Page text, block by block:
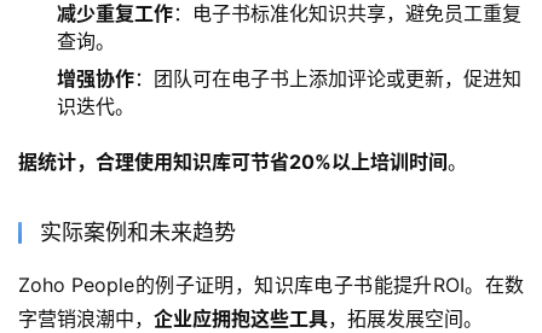
减少重复工作：电子书标准化知识共享，避免员工重复
查询。
增强协作：团队可在电子书上添加评论或更新，促进知
识迭代。
据统计，合理使用知识库可节省20%以上培训时间。
实际案例和未来趋势
Zoho People的例子证明，知识库电子书能提升ROI。在数
字营销浪潮中， 企业应拥抱这些工具，拓展发展空间。